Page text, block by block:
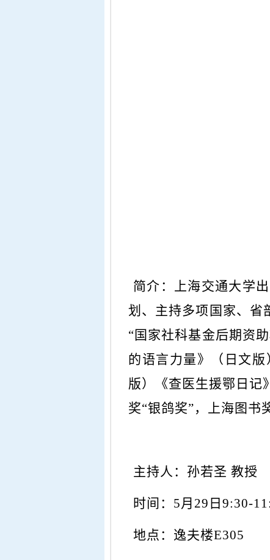
简介：
上海交通大学
划、主持多项国家、省
“国家社科基金后期资
的语言力量》（日文
版）《查医生援鄂日记
奖“银鸽奖”，上海图书
主持人： 孙若圣 教授
时间： 5月29日9:30-
地点： 逸夫楼E305